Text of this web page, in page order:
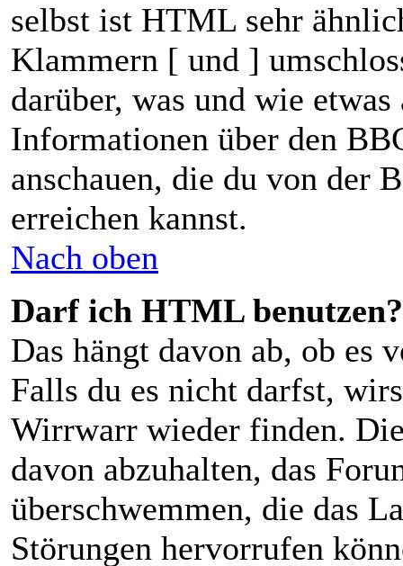
selbst ist HTML sehr
Klammern [ und ]
darüber, was und wie
Informationen über den
anschauen, die du von der
erreichen kannst.
Nach oben
Darf ich HTML benutzen?
Das hängt davon ab, ob es
Falls du es nicht darfst,
Wirrwarr wieder finden.
davon abzuhalten, das
überschwemmen, die das
Störungen hervorrufen